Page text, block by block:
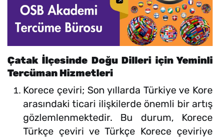
Çatak İlçesinde Doğu Dilleri için Yeminli
Tercüman Hizmetleri
Korece çeviri; Son yıllarda Türkiye ve Kore
arasındaki ticari ilişkilerde önemli bir artış
gözlemlenmektedir. Bu durum, Korece
Türkçe çeviri ve Türkçe Korece çeviriye